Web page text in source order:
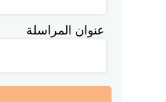
عنوان المراسلة